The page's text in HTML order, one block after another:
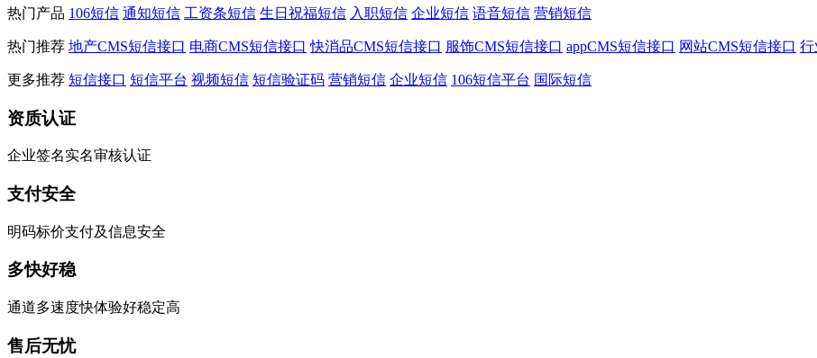
热门产品 106短信 通知短信 工资条短信 生日祝福短信 入职短信 企业短信 语音短信 营销短信
热门推荐 地产CMS短信接口 电商CMS短信接口 快消品CMS短信接口 服饰CMS短信接口 appCMS短信接口 网站CMS短信接口 行
更多推荐 短信接口 短信平台 视频短信 短信验证码 营销短信 企业短信 106短信平台 国际短信
资质认证
企业签名实名审核认证
支付安全
明码标价支付及信息安全
多快好稳
通道多速度快体验好稳定高
售后无忧